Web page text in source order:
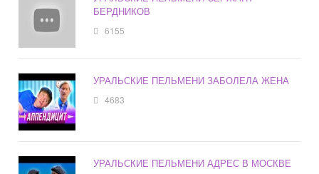
БЕРДНИКОВ
6155
УРАЛЬСКИЕ ПЕЛЬМЕНИ ЗАБОЛЕЛА ЖЕНА
4683
УРАЛЬСКИЕ ПЕЛЬМЕНИ АДРЕС В МОСКВЕ